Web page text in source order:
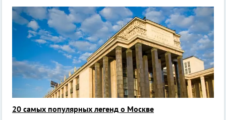
не знают всех интере
20 самых популярных легенд о Москве